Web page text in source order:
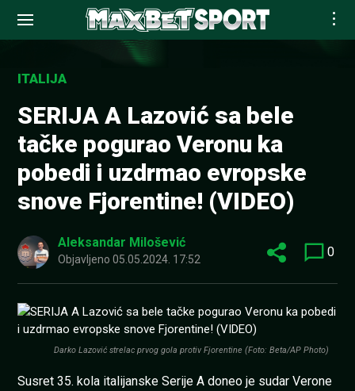
contentITALIJA
SERIJA A Lazović sa bele
tačke pogurao Veronu ka
pobedi i uzdrmao evropske
snove Fjorentine! (VIDEO)
Aleksandar Milošević
Objavljeno 05.05.2024. 17:52 0
Darko Lazović strelac prvog gola protiv Fjorentine (Foto: Beta/AP Photo)
Susret 35. kola italijanske Serije A doneo je sudar Verone